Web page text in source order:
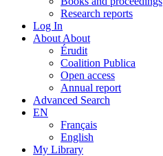
Research reports
Log In
About About
Érudit
Coalition Publica
Open access
Annual report
Advanced Search
EN
Français
English
My Library